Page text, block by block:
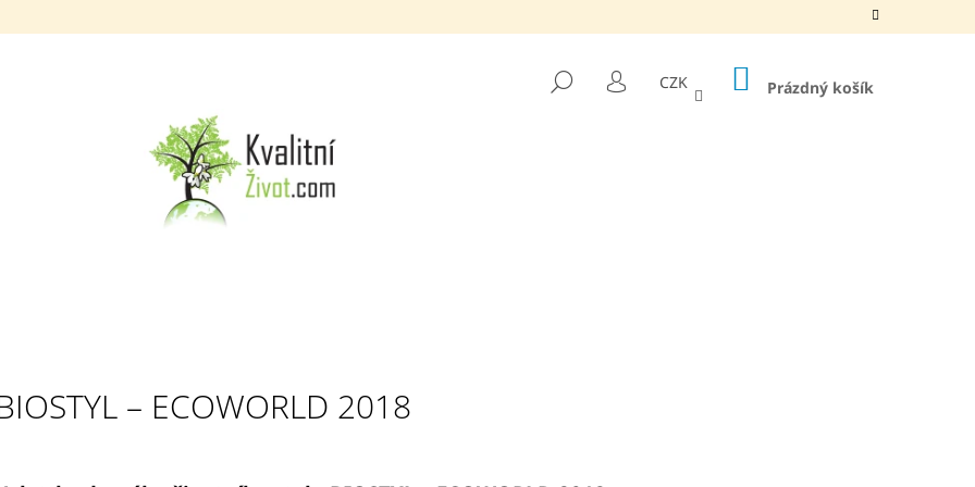
HLEDAT
PŘIHLÁŠENÍ
CZK NÁKUPNÍ
KOŠÍK
Prázdný košík
– ECOWORLD 2018
CO POTŘEBUJETE NAJÍT?
HLEDAT